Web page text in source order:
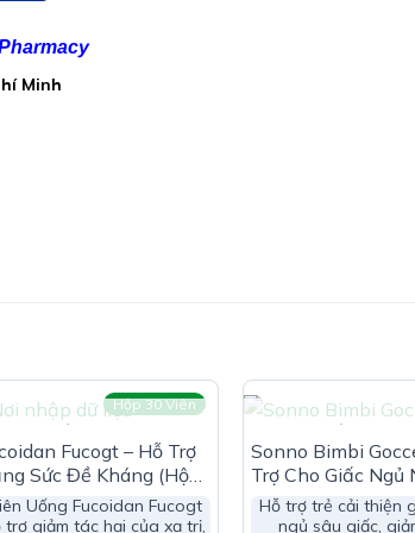
Minh
Hộp 30 Viên
Fucogt – Hỗ Trợ
Sức Đề Kháng (Hộp
Viên)
Uống Fucoidan Fucogt
trợ giảm tác hại của xạ trị,
Sonno Bimbi
Trợ Cho Giấc Ngủ
Cho Bé (Hộp
Hỗ trợ trẻ cải thiện
ngủ sâu giấc,